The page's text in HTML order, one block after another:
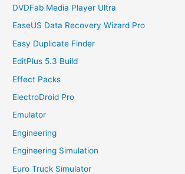
DVDFab Media Player Ultra
EaseUS Data Recovery Wizard Pro
Easy Duplicate Finder
EditPlus 5.3 Build
Effect Packs
ElectroDroid Pro
Emulator
Engineering
Engineering Simulation
Euro Truck Simulator